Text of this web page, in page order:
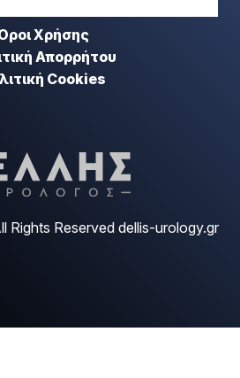
Χρήσης
Απορρήτου
Cookies
Reserved dellis-urology.gr